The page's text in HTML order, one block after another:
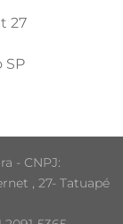
27
SP
- CNPJ:
, 27- Tatuapé